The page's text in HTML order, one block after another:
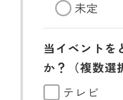
未定
当イベントを
か？（複数選
テレビ